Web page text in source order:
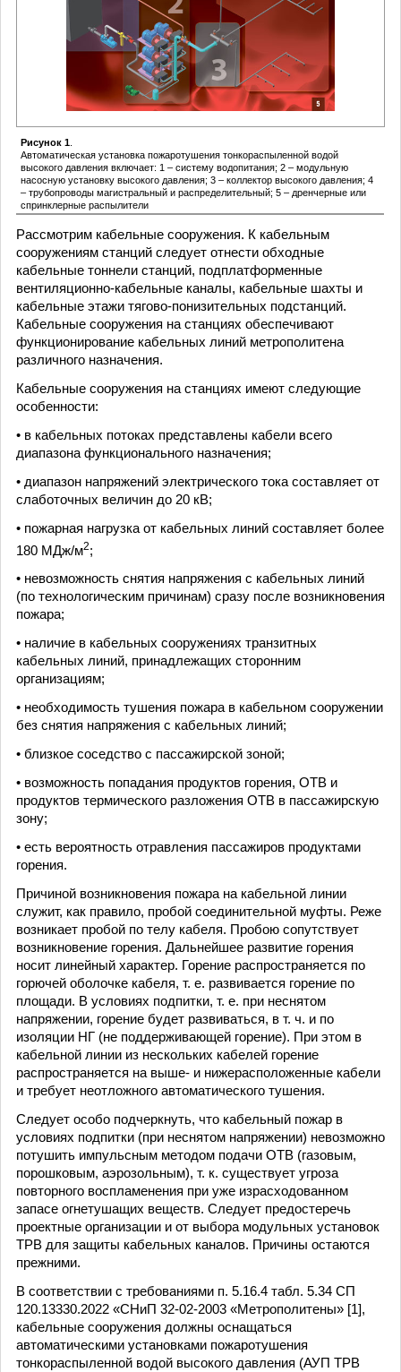
Рисунок 1
Автоматическая установка пожаротушения тонкораспыленной водой
высокого давления включает: 1 – систему водопитания; 2 – модульную
насосную установку высокого давления; 3 – коллектор высокого давления; 4
– трубопроводы магистральный и распределительный; 5 – дренчерные или
спринклерные распылители
Рассмотрим кабельные сооружения. К кабельным
сооружениям станций следует отнести обходные
кабельные тоннели станций, подплатформенные
вентиляционно-кабельные каналы, кабельные шахты и
кабельные этажи тягово-понизительных подстанций.
Кабельные сооружения на станциях обеспечивают
функционирование кабельных линий метрополитена
различного назначения.
Кабельные сооружения на станциях имеют следующие
особенности:
• в кабельных потоках представлены кабели всего
диапазона функционального назначения;
• диапазон напряжений электрического тока составляет от
слаботочных величин до 20 кВ;
• пожарная нагрузка от кабельных линий составляет более
180 МДж/м2;
• невозможность снятия напряжения с кабельных линий
(по технологическим причинам) сразу после возникновения
пожара;
• наличие в кабельных сооружениях транзитных
кабельных линий, принадлежащих сторонним
организациям;
• необходимость тушения пожара в кабельном сооружении
без снятия напряжения с кабельных линий;
• близкое соседство с пассажирской зоной;
• возможность попадания продуктов горения, ОТВ и
продуктов термического разложения ОТВ в пассажирскую
зону;
• есть вероятность отравления пассажиров продуктами
горения.
Причиной возникновения пожара на кабельной линии
служит, как правило, пробой соединительной муфты. Реже
возникает пробой по телу кабеля. Пробою сопутствует
возникновение горения. Дальнейшее развитие горения
носит линейный характер. Горение распространяется по
горючей оболочке кабеля, т. е. развивается горение по
площади. В условиях подпитки, т. е. при неснятом
напряжении, горение будет развиваться, в т. ч. и по
изоляции НГ (не поддерживающей горение). При этом в
кабельной линии из нескольких кабелей горение
распространяется на выше- и нижерасположенные кабели
и требует неотложного автоматического тушения.
Следует особо подчеркнуть, что кабельный пожар в
условиях подпитки (при неснятом напряжении) невозможно
потушить импульсным методом подачи ОТВ (газовым,
порошковым, аэрозольным), т. к. существует угроза
повторного воспламенения при уже израсходованном
запасе огнетушащих веществ. Следует предостеречь
проектные организации и от выбора модульных установок
ТРВ для защиты кабельных каналов. Причины остаются
прежними.
В соответствии с требованиями п. 5.16.4 табл. 5.34 СП
120.13330.2022 «СНиП 32-02-2003 «Метрополитены» [1],
кабельные сооружения должны оснащаться
автоматическими установками пожаротушения
тонкораспыленной водой высокого давления (АУП ТРВ